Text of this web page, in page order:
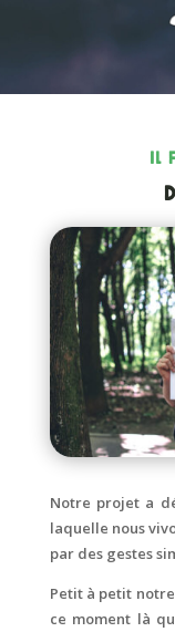
IL
Notre projet a
laquelle nous
par des gestes
Petit à petit
ce moment là